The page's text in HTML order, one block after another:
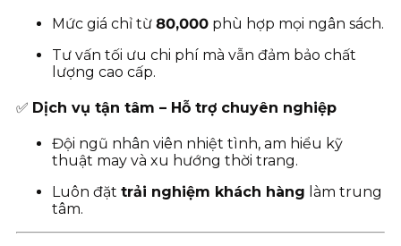
Mức giá chỉ từ 80,000 phù hợp mọi ngân sách.
Tư vấn tối ưu chi phí mà vẫn đảm bảo chất
lượng cao cấp.
✅ Dịch vụ tận tâm – Hỗ trợ chuyên nghiệp
Đội ngũ nhân viên nhiệt tình, am hiểu kỹ
thuật may và xu hướng thời trang.
Luôn đặt trải nghiệm khách hàng làm trung
tâm.